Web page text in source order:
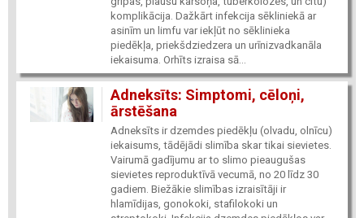
komplikācija. Dažkārt infekcija sēkliniekā ar
asinīm un limfu var iekļūt no sēklinieka
piedēkļa, priekšdziedzera un urīnizvadkanāla
iekaisuma. Orhīts izraisa sā...
Adneksīts: Simptomi, cēloņi,
ārstēšana
Adneksīts ir dzemdes piedēkļu (olvadu, olnīcu)
iekaisums, tādējādi slimība skar tikai sievietes.
Vairumā gadījumu ar to slimo pieaugušas
sievietes reproduktīvā vecumā, no 20 līdz 30
gadiem. Biežākie slimības izraisītāji ir
hlamīdijas, gonokoki, stafilokoki un